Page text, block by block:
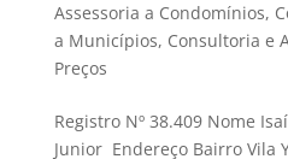
Assessoria a Condomínios,
a Municípios, Consultoria e
Preços
Registro Nº 38.409 Nome
Junior Endereço Bairro Vila